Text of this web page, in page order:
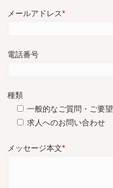
メールアドレス*
電話番号
種類
一般的なご質問・ご要望
求人へのお問い合わせ
メッセージ本文*